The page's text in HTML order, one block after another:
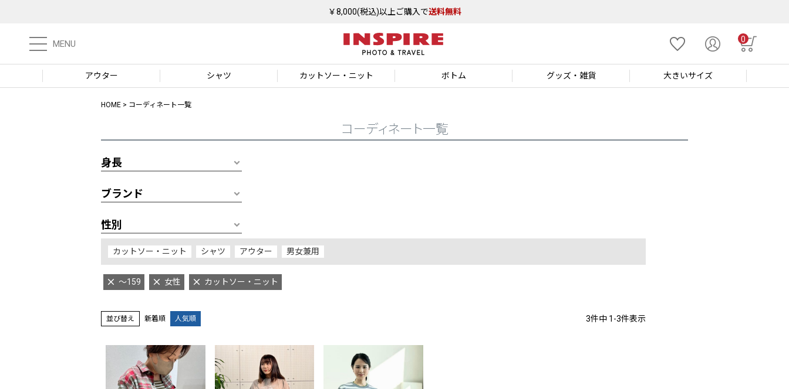
￥8,000(税込)以上ご購入で送料無料
MENU 0
アウター シャツ カットソー ・ニット ボトム グッズ・雑貨 大きいサイズ
HOME コーディネート一覧
コーディネート一覧
身長
ブランド
性別
カットソー・ニット シャツ アウター 男女兼用
～159 女性 カットソー・ニット
並び替え 新着順 人気順 3件中 1 -3件表示